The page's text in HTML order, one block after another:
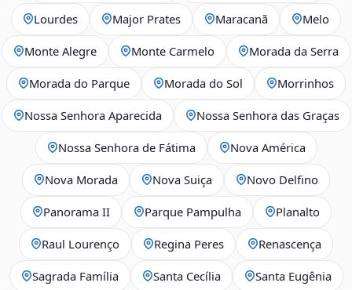
Lourdes Major Prates Maracanã Melo
Monte Alegre Monte Carmelo Morada da Serra
Morada do Parque Morada do Sol Morrinhos
Nossa Senhora Aparecida Nossa Senhora das Graças
Nossa Senhora de Fátima Nova América
Nova Morada Nova Suiça Novo Delfino
Panorama II Parque Pampulha Planalto
Raul Lourenço Regina Peres Renascença
Sagrada Família Santa Cecília Santa Eugênia